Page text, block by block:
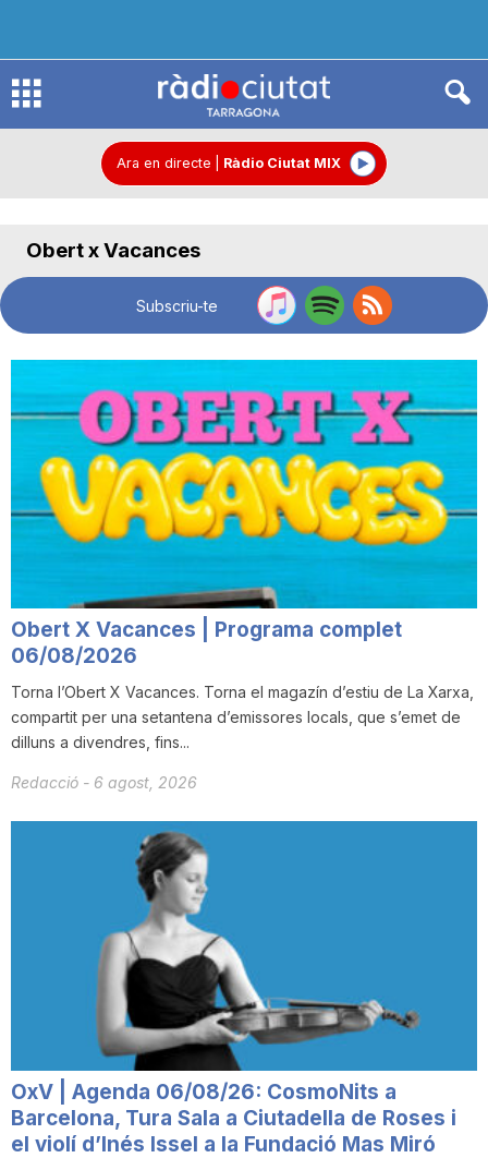
R
i
t
a
t
a
r
Ara en directe Ràdio Ciutat MIX
Obert x Vacances
Subscriu-te
Obert X Vacances | Programa complet
06/08/2026
Torna l’Obert X Vacances. Torna el magazín d’estiu de La Xarxa,
compartit per una setantena d’emissores locals, que s’emet de
dilluns a divendres, fins...
Redacció - 6 agost, 2026
OxV | Agenda 06/08/26: CosmoNits a
Barcelona, Tura Sala a Ciutadella de Roses i
el violí d’Inés Issel a la Fundació Mas Miró